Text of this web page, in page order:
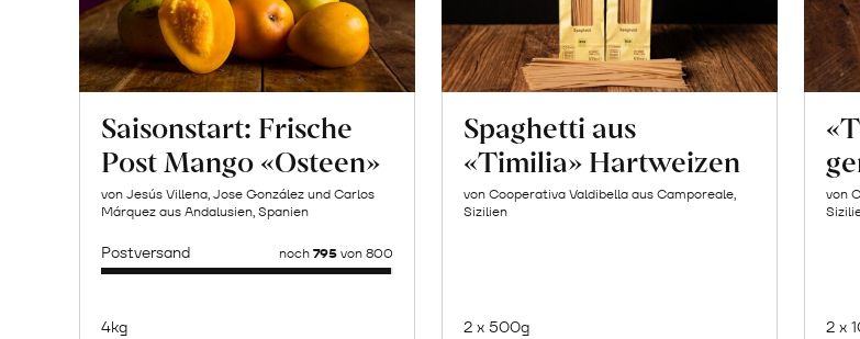
Saisonstart: Frische
Post Mango «Osteen»
von Jesús Villena, Jose González und Carlos
Márquez aus Andalusien, Spanien
Postversand noch 795von 800
4kg
Spaghetti aus
«Timilia» Hartweizen
von Cooperativa Valdibella aus Camporeale,
Sizilien
2 x 500g
von
2 x